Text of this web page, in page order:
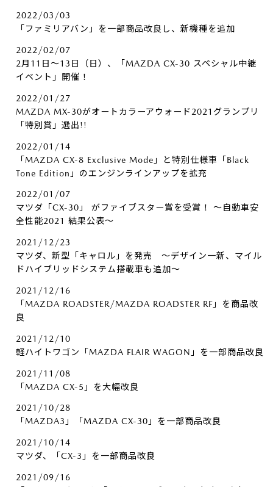
2022/03/03
「ファミリアバン」を一部商品改良し、新機種を追加
2022/02/07
2月11日～13日（日）、「MAZDA CX-30 スペシャル中継
イベント」開催！
2022/01/27
MAZDA MX-30がオートカラーアウォード2021グランプリ
「特別賞」選出!!
2022/01/14
「MAZDA CX-8 Exclusive Mode」と特別仕様車「Black
Tone Edition」のエンジンラインアップを拡充
2022/01/07
マツダ「CX-30」 がファイブスター賞を受賞！ ～自動車安
全性能2021 結果公表～
2021/12/23
マツダ、新型「キャロル」を発売 ～デザイン一新、マイル
ドハイブリッドシステム搭載車も追加～
2021/12/16
「MAZDA ROADSTER/MAZDA ROADSTER RF」を商品改
良
2021/12/10
軽ハイトワゴン「MAZDA FLAIR WAGON」を一部商品改良
2021/11/08
「MAZDA CX-5」を大幅改良
2021/10/28
「MAZDA3」「MAZDA CX-30」を一部商品改良
2021/10/14
マツダ、「CX-3」を一部商品改良
2021/09/16